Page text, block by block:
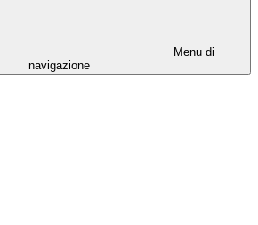
Menu di
navigazione